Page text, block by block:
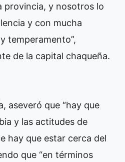
provincia, y nosotros lo
y con mucha
temperamento”,
de la capital chaqueña.
aseveró que “hay que
y las actitudes de
hay que estar cerca del
que “en términos